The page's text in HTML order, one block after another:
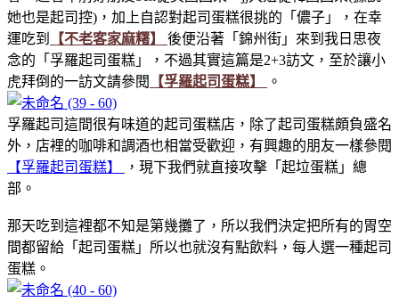
她也是起司控)，加上自認對起司蛋糕很挑的「儂子」，在幸
運吃到
【不老客家麻糬】 後便沿著「錦州街」來到我日思夜
念的「孚羅起司蛋糕」，不過其實這篇是2+3訪文，至於讓小
虎拜倒的一訪文請參閱
【孚羅起司蛋糕】 。
孚羅起司這間很有味道的起司蛋糕店，除了起司蛋糕頗負盛名
外，店裡的咖啡和調酒也相當受歡迎，有興趣的朋友一樣參閱
【孚羅起司蛋糕】
，現下我們就直接攻擊「起垃蛋糕」總
部。
那天吃到這裡都不知是第幾攤了，所以我們決定把所有的胃空
間都留給「起司蛋糕」所以也就沒有點飲料，每人選一種起司
蛋糕。